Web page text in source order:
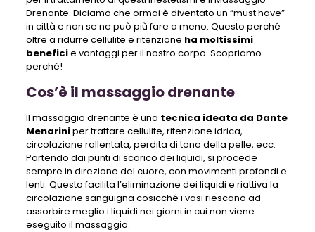
Drenante. Diciamo che ormai è diventato un “must have”
in città e non se ne può più fare a meno. Questo perché
oltre a ridurre cellulite e ritenzione ha moltissimi
beneficie vantaggi per il nostro corpo. Scopriamo
perché!
Cos’è il massaggio drenante
Il massaggio drenante è una tecnica ideata da Dante
Menariniper trattare cellulite, ritenzione idrica,
circolazione rallentata, perdita di tono della pelle, ecc.
Partendo dai punti di scarico dei liquidi, si procede
sempre in direzione del cuore, con movimenti profondi e
lenti. Questo facilita l’eliminazione dei liquidi e riattiva la
circolazione sanguigna cosicché i vasi riescano ad
assorbire meglio i liquidi nei giorni in cui non viene
eseguito il massaggio.